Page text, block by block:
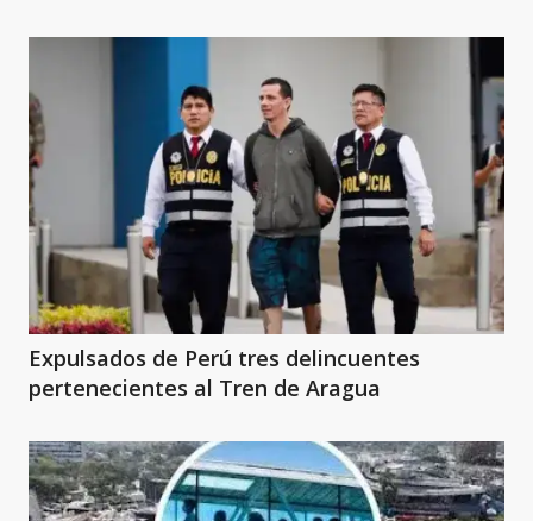
Expulsados de Perú tres delincuentes
pertenecientes al Tren de Aragua